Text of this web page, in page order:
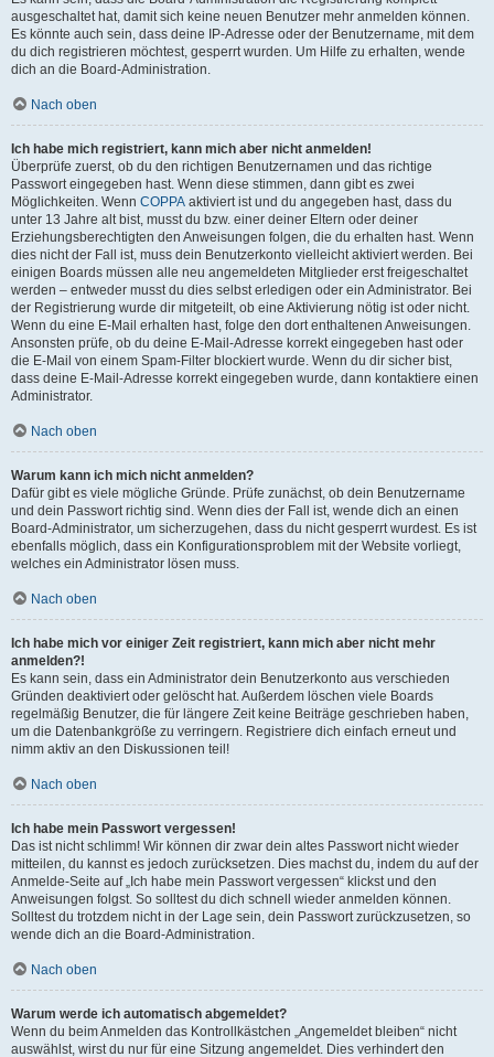
ausgeschaltet hat, damit sich keine neuen Benutzer mehr anmelden können.
Es könnte auch sein, dass deine IP-Adresse oder der Benutzername, mit dem
du dich registrieren möchtest, gesperrt wurden. Um Hilfe zu erhalten, wende
dich an die Board-Administration.
Nach oben
Ich habe mich registriert, kann mich aber nicht anmelden!
Überprüfe zuerst, ob du den richtigen Benutzernamen und das richtige
Passwort eingegeben hast. Wenn diese stimmen, dann gibt es zwei
Möglichkeiten. Wenn COPPA aktiviert ist und du angegeben hast, dass du
unter 13 Jahre alt bist, musst du bzw. einer deiner Eltern oder deiner
Erziehungsberechtigten den Anweisungen folgen, die du erhalten hast. Wenn
dies nicht der Fall ist, muss dein Benutzerkonto vielleicht aktiviert werden. Bei
einigen Boards müssen alle neu angemeldeten Mitglieder erst freigeschaltet
werden – entweder musst du dies selbst erledigen oder ein Administrator. Bei
der Registrierung wurde dir mitgeteilt, ob eine Aktivierung nötig ist oder nicht.
Wenn du eine E-Mail erhalten hast, folge den dort enthaltenen Anweisungen.
Ansonsten prüfe, ob du deine E-Mail-Adresse korrekt eingegeben hast oder
die E-Mail von einem Spam-Filter blockiert wurde. Wenn du dir sicher bist,
dass deine E-Mail-Adresse korrekt eingegeben wurde, dann kontaktiere einen
Administrator.
Nach oben
Warum kann ich mich nicht anmelden?
Dafür gibt es viele mögliche Gründe. Prüfe zunächst, ob dein Benutzername
und dein Passwort richtig sind. Wenn dies der Fall ist, wende dich an einen
Board-Administrator, um sicherzugehen, dass du nicht gesperrt wurdest. Es ist
ebenfalls möglich, dass ein Konfigurationsproblem mit der Website vorliegt,
welches ein Administrator lösen muss.
Nach oben
Ich habe mich vor einiger Zeit registriert, kann mich aber nicht mehr
anmelden?!
Es kann sein, dass ein Administrator dein Benutzerkonto aus verschieden
Gründen deaktiviert oder gelöscht hat. Außerdem löschen viele Boards
regelmäßig Benutzer, die für längere Zeit keine Beiträge geschrieben haben,
um die Datenbankgröße zu verringern. Registriere dich einfach erneut und
nimm aktiv an den Diskussionen teil!
Nach oben
Ich habe mein Passwort vergessen!
Das ist nicht schlimm! Wir können dir zwar dein altes Passwort nicht wieder
mitteilen, du kannst es jedoch zurücksetzen. Dies machst du, indem du auf der
Anmelde-Seite auf „Ich habe mein Passwort vergessen“ klickst und den
Anweisungen folgst. So solltest du dich schnell wieder anmelden können.
Solltest du trotzdem nicht in der Lage sein, dein Passwort zurückzusetzen, so
wende dich an die Board-Administration.
Nach oben
Warum werde ich automatisch abgemeldet?
Wenn du beim Anmelden das Kontrollkästchen „Angemeldet bleiben“ nicht
auswählst, wirst du nur für eine Sitzung angemeldet. Dies verhindert den